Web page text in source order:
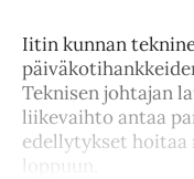
Iitin kunnan
Teknisen johtajan
liikevaihto antaa
edellytykset hoitaa
loppuun.